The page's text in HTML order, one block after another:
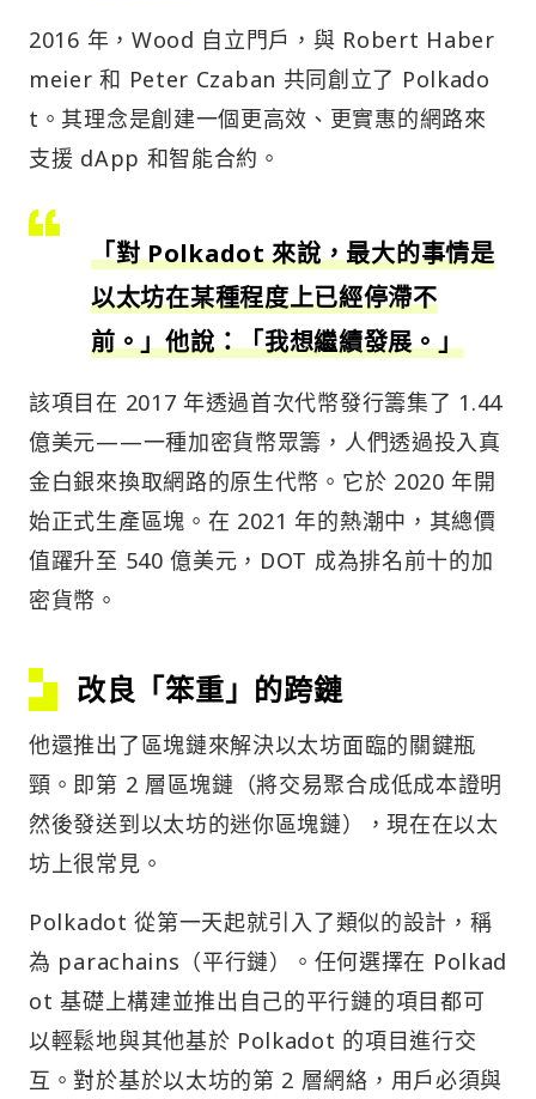
2016 年，Wood 自立門戶，與 Robert Haber
meier 和 Peter Czaban 共同創立了 Polkado
t。其理念是創建一個更高效、更實惠的網路來
支援 dApp 和智能合約。
「對 Polkadot 來說，最大的事情是
以太坊在某種程度上已經停滯不
前。」他說：「我想繼續發展。」
該項目在 2017 年透過首次代幣發行籌集了 1.44
億美元——一種加密貨幣眾籌，人們透過投入真
金白銀來換取網路的原生代幣。它於 2020 年開
始正式生產區塊。在 2021 年的熱潮中，其總價
值躍升至 540 億美元，DOT 成為排名前十的加
密貨幣。
改良「笨重」的跨鏈
他還推出了區塊鏈來解決以太坊面臨的關鍵瓶
頸。即第 2 層區塊鏈（將交易聚合成低成本證明
然後發送到以太坊的迷你區塊鏈），現在在以太
坊上很常見。
Polkadot 從第一天起就引入了類似的設計，稱
為 parachains（平行鏈）。任何選擇在 Polkad
ot 基礎上構建並推出自己的平行鏈的項目都可
以輕鬆地與其他基於 Polkadot 的項目進行交
互。對於基於以太坊的第 2 層網絡，用戶必須與